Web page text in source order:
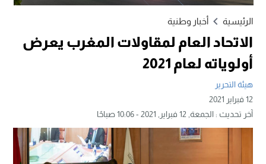
الرئيسية أخبار وطنية
الاتحاد العام لمقاولات المغرب يعرض
أولوياته لعام 2021
هيئة التحرير
12 فبراير 2021
آخر تحديث :الجمعة, 12 فبراير, 2021 - 10:06 صباحًا